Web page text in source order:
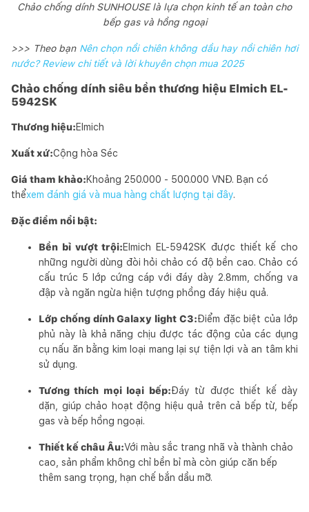
Chảo chống dính SUNHOUSE là lựa chọn kinh tế an toàn cho
bếp gas và hồng ngoại
>>> Theo bạn Nên chọn nồi chiên không dầu hay nồi chiên hơi
nước? Review chi tiết và lời khuyên chọn mua 2025
Chảo chống dính siêu bền thương hiệu Elmich EL-
5942SK
Thương hiệu:Elmich
Xuất xứ:Cộng hòa Séc
Giá tham khảo:Khoảng 250.000 - 500.000 VNĐ. Bạn có
thểxem đánh giá và mua hàng chất lượng tại đây.
Đặc điểm nổi bật:
Bền bỉ vượt trội:Elmich EL-5942SK được thiết kế cho
những người dùng đòi hỏi chảo có độ bền cao. Chảo có
cấu trúc 5 lớp cứng cáp với đáy dày 2.8mm, chống va
đập và ngăn ngừa hiện tượng phồng đáy hiệu quả.
Lớp chống dính Galaxy light C3:Điểm đặc biệt của lớp
phủ này là khả năng chịu được tác động của các dụng
cụ nấu ăn bằng kim loại mang lại sự tiện lợi và an tâm khi
sử dụng.
Tương thích mọi loại bếp:Đáy từ được thiết kế dày
dặn, giúp chảo hoạt động hiệu quả trên cả bếp từ, bếp
gas và bếp hồng ngoại.
Thiết kế châu Âu:Với màu sắc trang nhã và thành chảo
cao, sản phẩm không chỉ bền bỉ mà còn giúp căn bếp
thêm sang trọng, hạn chế bắn dầu mỡ.